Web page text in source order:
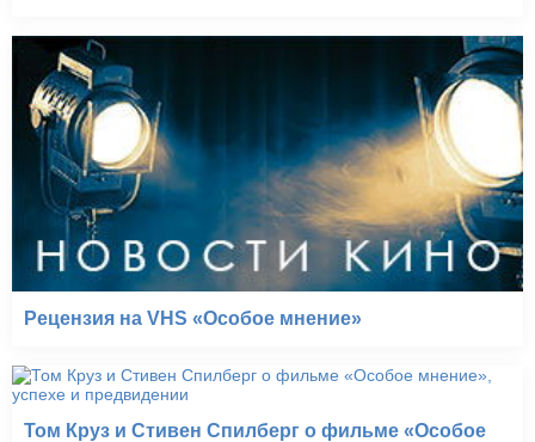
Рецензия на VHS «Особое мнение»
Том Круз и Стивен Спилберг о фильме «Особое